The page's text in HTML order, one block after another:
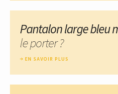
Pantalon large bleu
le porter ?
EN SAVOIR PLUS